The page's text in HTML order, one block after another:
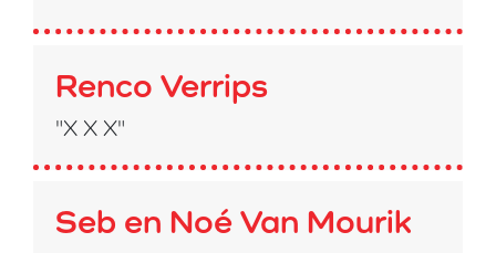
Renco Verrips
"X X X"
Seb en Noé Van Mourik